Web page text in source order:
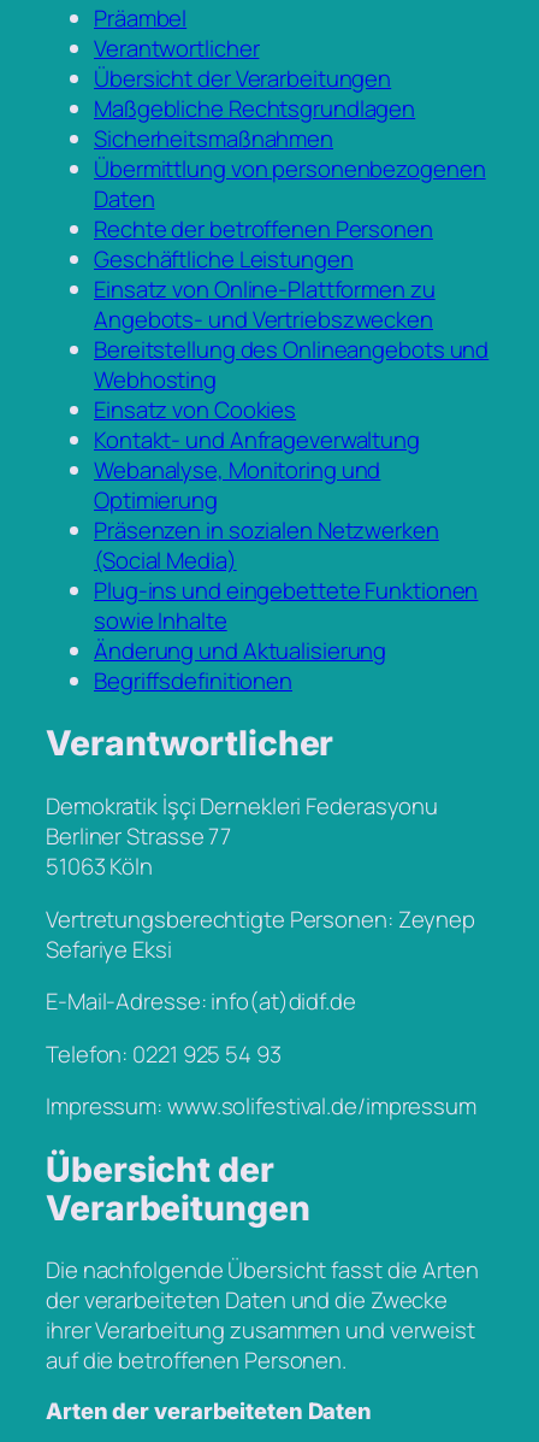
Präambel
Verantwortlicher
Übersicht der Verarbeitungen
Maßgebliche Rechtsgrundlagen
Sicherheitsmaßnahmen
Übermittlung von personenbezogenen
Daten
Rechte der betroffenen Personen
Geschäftliche Leistungen
Einsatz von Online-Plattformen zu
Angebots- und Vertriebszwecken
Bereitstellung des Onlineangebots und
Webhosting
Einsatz von Cookies
Kontakt- und Anfrageverwaltung
Webanalyse, Monitoring und
Optimierung
Präsenzen in sozialen Netzwerken
(Social Media)
Plug-ins und eingebettete Funktionen
sowie Inhalte
Änderung und Aktualisierung
Begriffsdefinitionen
Verantwortlicher
Demokratik İşçi Dernekleri Federasyonu
Berliner Strasse 77
51063 Köln
Vertretungsberechtigte Personen: Zeynep
Sefariye Eksi
E-Mail-Adresse: info(at)didf.de
Telefon: 0221 925 54 93
Impressum: www.solifestival.de/impressum
Übersicht der
Verarbeitungen
Die nachfolgende Übersicht fasst die Arten
der verarbeiteten Daten und die Zwecke
ihrer Verarbeitung zusammen und verweist
auf die betroffenen Personen.
Arten der verarbeiteten Daten